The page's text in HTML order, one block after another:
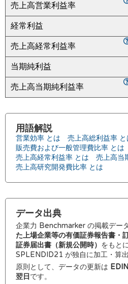
売上高営業利益率
経常利益
売上高経常利益率
当期純利益
売上高当期純利益率
用語解説
営業効率 とは
売上高総利益率 と
販売費および一般管理費比率 とは
売上高経常利益率 とは
売上高当
売上高研究開発費比率 とは
データ出典
企業力 Benchmarker の掲載デー
た上場企業等の有価証券報告書・
証券届出書（新規公開時） をもと
SPLENDID21 が独自に加工・算出
原則として、データの更新は
翌日 です。